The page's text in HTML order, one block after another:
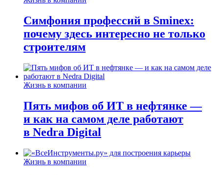
Симфония профессий в Sminex:
почему здесь интересно не только
строителям
Жизнь в компании
Пять мифов об ИТ в нефтянке —
и как на самом деле работают
в Nedra Digital
Жизнь в компании